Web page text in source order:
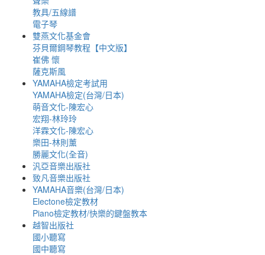
教具/五線譜
電子琴
雙燕文化基金會
芬貝爾鋼琴教程【中文版】
崔佛 懷
薩克斯風
YAMAHA檢定考試用
YAMAHA檢定(台灣/日本)
萌音文化-陳宏心
宏翔-林玲玲
洋霖文化-陳宏心
樂田-林則薰
勝麗文化(全音)
汎亞音樂出版社
致凡音樂出版社
YAMAHA音樂(台灣/日本)
Electone檢定教材
Piano檢定教材/快樂的鍵盤教本
越智出版社
國小聽寫
國中聽寫